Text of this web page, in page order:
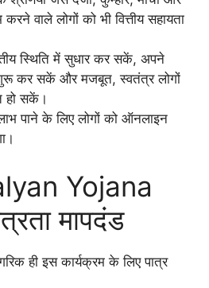
करने वाले लोगों को भी वित्तीय सहायता
स्थिति में सुधार कर सकें, अपने
कर सकें और मजबूत, स्वतंत्र लोगों
हो सकें।
पाने के लिए लोगों को ऑनलाइन
Yojana
मापदंड
ही इस कार्यक्रम के लिए पात्र